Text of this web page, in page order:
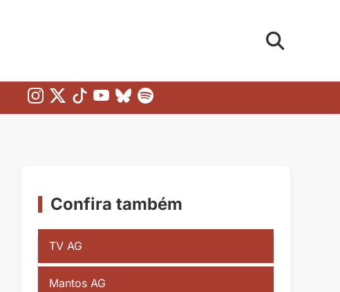
Confira também
TV AG
Mantos AG